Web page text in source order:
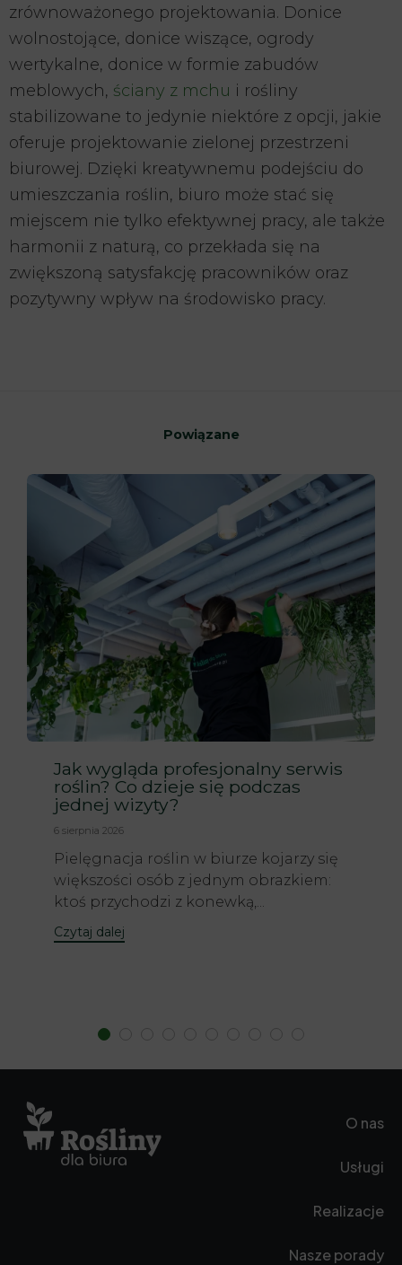
zrównoważonego projektowania. Donice
wolnostojące, donice wiszące, ogrody
wertykalne, donice w formie zabudów
meblowych, ściany z mchu i rośliny
stabilizowane to jedynie niektóre z opcji, jakie
oferuje projektowanie zielonej przestrzeni
biurowej. Dzięki kreatywnemu podejściu do
umieszczania roślin, biuro może stać się
miejscem nie tylko efektywnej pracy, ale także
harmonii z naturą, co przekłada się na
zwiększoną satysfakcję pracowników oraz
pozytywny wpływ na środowisko pracy.
Powiązane
Jak wygląda profesjonalny serwis
roślin? Co dzieje się podczas
jednej wizyty?
6 sierpnia 2026
Pielęgnacja roślin w biurze kojarzy się
większości osób z jednym obrazkiem:
ktoś przychodzi z konewką,...
Czytaj dalej
O nas
Usługi
Realizacje
Nasze porady